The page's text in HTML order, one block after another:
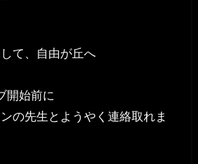
て、自由が丘へ
開始前に
の先生とようやく連絡取れま